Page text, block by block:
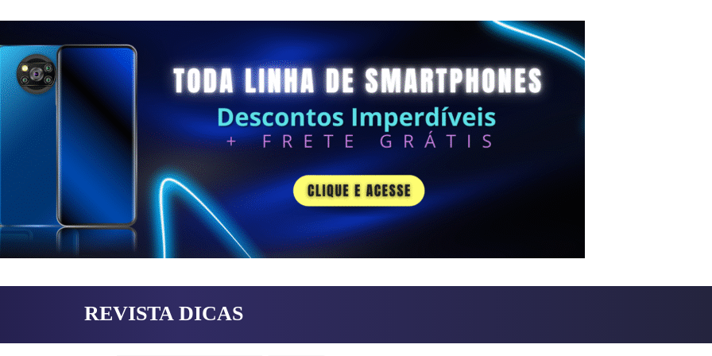
REVISTA DICAS